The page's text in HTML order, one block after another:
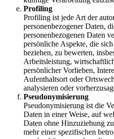
Profiling
Profiling ist jede Art der
personenbezogener Daten,
personenbezogenen Daten
persönliche Aspekte, die
beziehen, zu bewerten,
Arbeitsleistung,
persönlicher Vorlieben,
Aufenthaltsort oder
analysieren oder
Pseudonymisierung
Pseudonymisierung ist die
Daten in einer Weise, auf
Daten ohne Hinzuziehung
mehr einer spezifischen